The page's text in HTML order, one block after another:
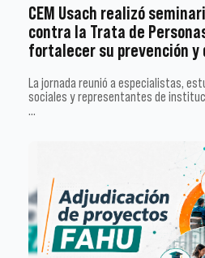
CEM Usach realizó
contra la Trata de
fortalecer su prevención y
La jornada reunió a especialistas,
sociales y representantes de
…